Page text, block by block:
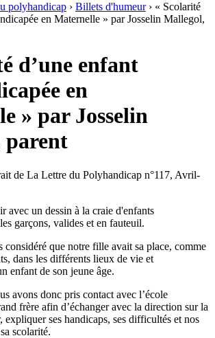
polyhandicap › Billets d'humeur› « Scolarité
en Maternelle » par Josselin Mallegol,
d’une enfant
en
» par Josselin
parent
de La Lettre du Polyhandicap n°117, Avril-
considéré que notre fille avait sa place, comme
dans les différents lieux de vie et
enfant de son jeune âge.
avons donc pris contact avec l’école
frère afin d’échanger avec la direction sur la
expliquer ses handicaps, ses difficultés et nos
scolarité.